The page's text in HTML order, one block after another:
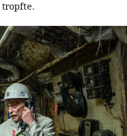
tropfte.